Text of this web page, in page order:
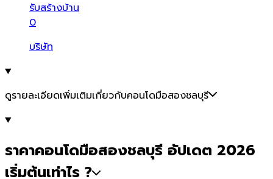
รับสร้างบ้าน
0
บริษัท
ดูรายละเอียดเพิ่มเติมเกี่ยวกับคอนโดมือสองชลบุรี
ราคาคอนโดมือสองชลบุรี อัปเดต 2026
เริ่มต้นเท่าไร ?